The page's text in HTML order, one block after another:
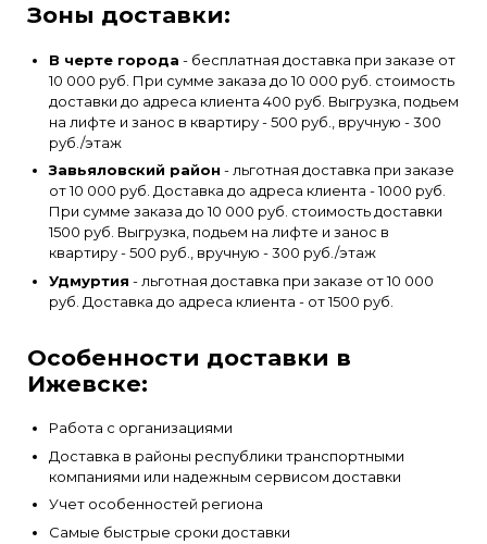
Зоны доставки:
В черте города - бесплатная доставка при заказе от
10 000 руб. При сумме заказа до 10 000 руб. стоимость
доставки до адреса клиента 400 руб. Выгрузка, подьем
на лифте и занос в квартиру - 500 руб., вручную - 300
руб./этаж
Завьяловский район - льготная доставка при заказе
от 10 000 руб. Доставка до адреса клиента - 1000 руб.
При сумме заказа до 10 000 руб. стоимость доставки
1500 руб. Выгрузка, подьем на лифте и занос в
квартиру - 500 руб., вручную - 300 руб./этаж
Удмуртия - льготная доставка при заказе от 10 000
руб. Доставка до адреса клиента - от 1500 руб.
Особенности доставки в
Ижевске:
Работа с организациями
Доставка в районы республики транспортными
компаниями или надежным сервисом доставки
Учет особенностей региона
Самые быстрые сроки доставки